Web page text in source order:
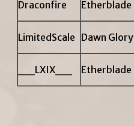
Draconfire Etherblade
LimitedScale Dawn Glory
__LXIX__ Etherblade